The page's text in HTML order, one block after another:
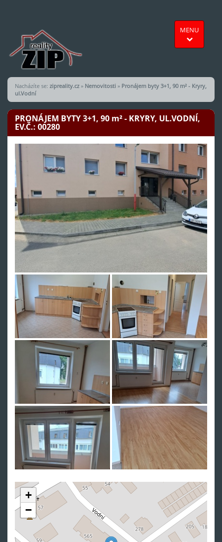
MENU
Nacházíte se: zipreality.cz » Nemovitosti » Pronájem byty 3+1, 90 m² - Kryry,
ul.Vodní
PRONÁJEM BYTY 3+1, 90 m²- KRYRY, UL.VODNÍ,
EV.Č.: 00280
+
−